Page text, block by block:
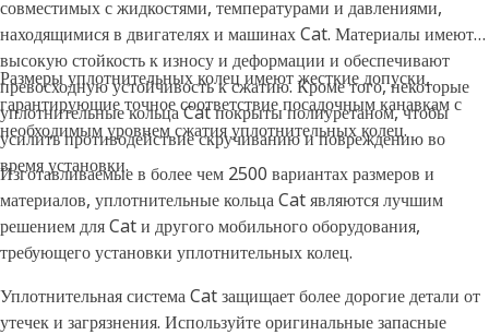
совместимых с жидкостями, температурами и давлениями,
находящимися в двигателях и машинах Cat. Материалы имеют
высокую стойкость к износу и деформации и обеспечивают
превосходную устойчивость к сжатию. Кроме того, некоторые
уплотнительные кольца Cat покрыты полиуретаном, чтобы
усилить противодействие скручиванию и повреждению во
время установки.
Размеры уплотнительных колец имеют жесткие допуски,
гарантирующие точное соответствие посадочным канавкам с
необходимым уровнем сжатия уплотнительных колец.
Изготавливаемые в более чем 2500 вариантах размеров и
материалов, уплотнительные кольца Cat являются лучшим
решением для Cat и другого мобильного оборудования,
требующего установки уплотнительных колец.
Уплотнительная система Cat защищает более дорогие детали от
утечек и загрязнения. Используйте оригинальные запасные